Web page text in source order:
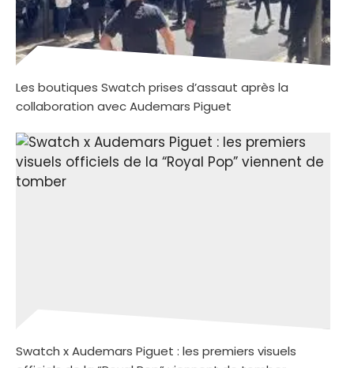
Les boutiques Swatch prises d’assaut après la
collaboration avec Audemars Piguet
Swatch x Audemars Piguet : les premiers visuels